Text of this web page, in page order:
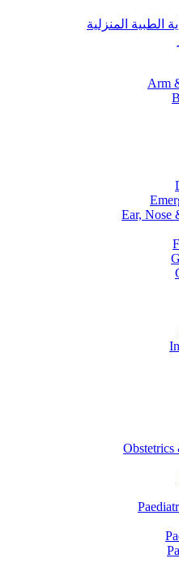
الطبية المنزلية
Arm
Ear, Nose